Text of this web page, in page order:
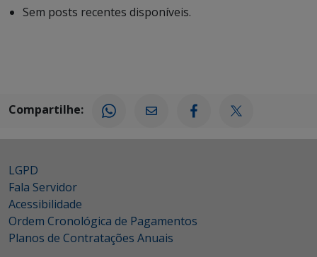
Sem posts recentes disponíveis.
Compartilhe:
LGPD
Fala Servidor
Acessibilidade
Ordem Cronológica de Pagamentos
Planos de Contratações Anuais